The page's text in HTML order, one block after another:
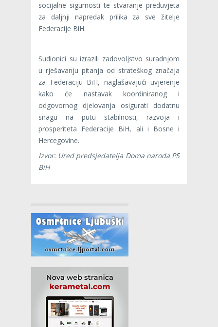
socijalne sigurnosti te stvaranje preduvjeta
za daljnji napredak prilika za sve žitelje
Federacije BiH.
Sudionici su izrazili zadovoljstvo suradnjom
u rješavanju pitanja od strateškog značaja
za Federaciju BiH, naglašavajući uvjerenje
kako će nastavak koordiniranog i
odgovornog djelovanja osigurati dodatnu
snagu na putu stabilnosti, razvoja i
prosperiteta Federacije BiH, ali i Bosne i
Hercegovine.
Izvor: Ured predsjedatelja Doma naroda PS
BiH